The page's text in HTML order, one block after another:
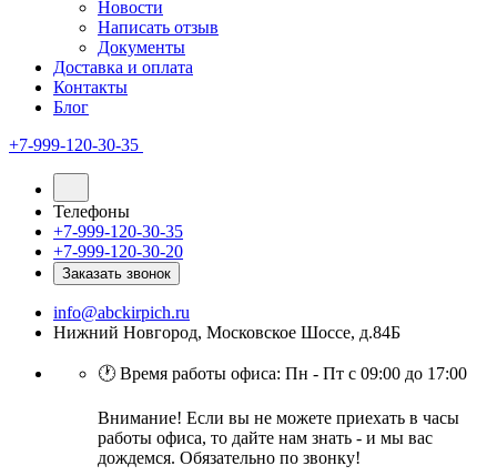
Новости
Написать отзыв
Документы
Доставка и оплата
Контакты
Блог
+7-999-120-30-35
Телефоны
+7-999-120-30-35
+7-999-120-30-20
Заказать звонок
info@abckirpich.ru
Нижний Новгород, Московское Шоссе, д.84Б
🕐 Время работы офиса: Пн - Пт с 09:00 до 17:00
Внимание! Если вы не можете приехать в часы
работы офиса, то дайте нам знать - и мы вас
дождемся. Обязательно по звонку!